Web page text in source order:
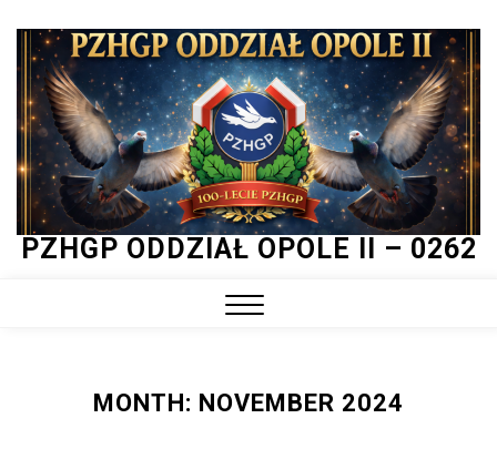
Skip
content
PZHGP ODDZIAŁ OPOLE II – 0262
MONTH: NOVEMBER 2024